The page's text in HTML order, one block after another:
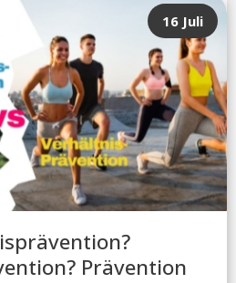
16 Juli
Prävention